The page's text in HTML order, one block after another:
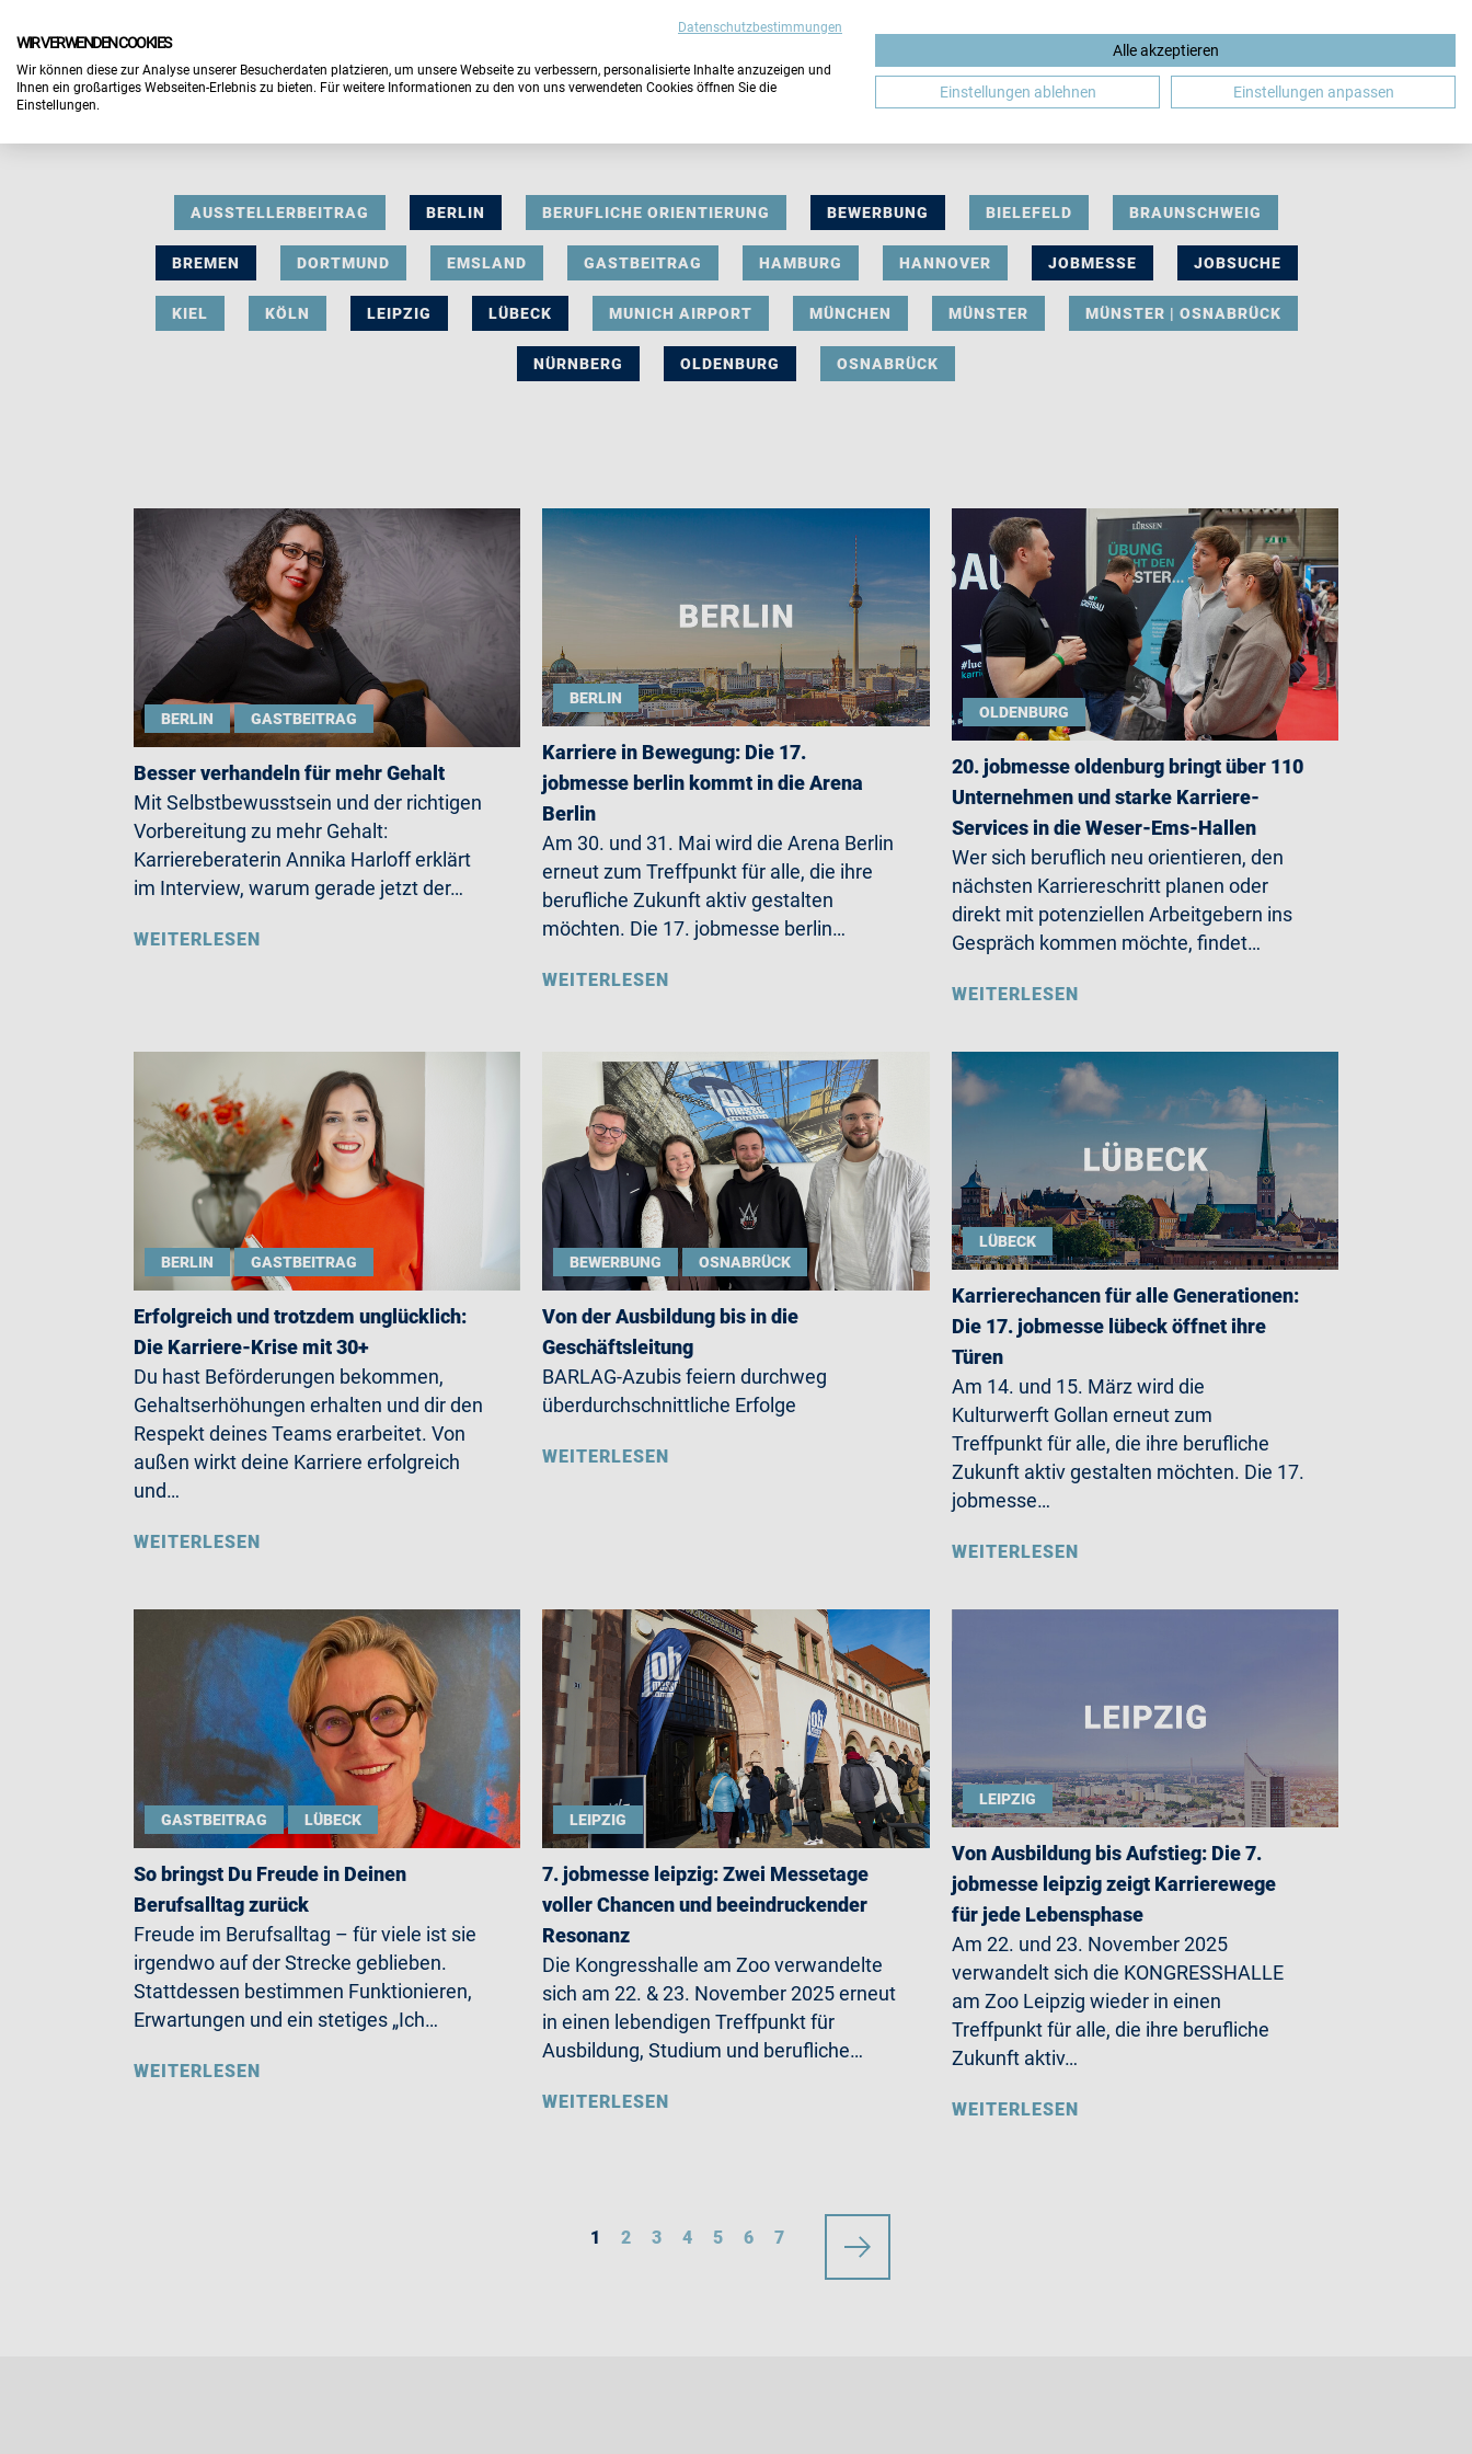
DE
AUSSTELLERBEITRAG BERLIN BERUFLICHE ORIENTIERUNG BEWERBUNG BIELEFELD BRAUNSCHWEIG
BREMEN DORTMUND EMSLAND GASTBEITRAG HAMBURG HANNOVER JOBMESSE JOBSUCHE
KIEL KÖLN LEIPZIG LÜBECK MUNICH AIRPORT MÜNCHEN MÜNSTER MÜNSTER | OSNABRÜCK
NÜRNBERG OLDENBURG OSNABRÜCK
BERLIN GASTBEITRAG
Besser verhandeln für mehr Gehalt
Mit Selbstbewusstsein und der richtigen
Vorbereitung zu mehr Gehalt:
Karriereberaterin Annika Harloff erklärt
im Interview, warum gerade jetzt der…
WEITERLESEN
BERLIN
Karriere in Bewegung: Die 17.
jobmesse berlin kommt in die Arena
Berlin
Am 30. und 31. Mai wird die Arena Berlin
erneut zum Treffpunkt für alle, die ihre
berufliche Zukunft aktiv gestalten
möchten. Die 17. jobmesse berlin…
WEITERLESEN
OLDENBURG
20. jobmesse oldenburg bringt über 110
Unternehmen und starke Karriere-
Services in die Weser-Ems-Hallen
Wer sich beruflich neu orientieren, den
nächsten Karriereschritt planen oder
direkt mit potenziellen Arbeitgebern ins
Gespräch kommen möchte, findet…
WEITERLESEN
BERLIN GASTBEITRAG
Erfolgreich und trotzdem unglücklich:
Die Karriere-Krise mit 30+
Du hast Beförderungen bekommen,
Gehaltserhöhungen erhalten und dir den
Respekt deines Teams erarbeitet. Von
außen wirkt deine Karriere erfolgreich
und…
WEITERLESEN
BEWERBUNG OSNABRÜCK
Von der Ausbildung bis in die
Geschäftsleitung
BARLAG-Azubis feiern durchweg
überdurchschnittliche Erfolge
WEITERLESEN
LÜBECK
Karrierechancen für alle Generationen:
Die 17. jobmesse lübeck öffnet ihre
Türen
Am 14. und 15. März wird die
Kulturwerft Gollan erneut zum
Treffpunkt für alle, die ihre berufliche
Zukunft aktiv gestalten möchten. Die 17.
jobmesse…
WEITERLESEN
GASTBEITRAG LÜBECK
So bringst Du Freude in Deinen
Berufsalltag zurück
Freude im Berufsalltag – für viele ist sie
irgendwo auf der Strecke geblieben.
Stattdessen bestimmen Funktionieren,
Erwartungen und ein stetiges „Ich…
WEITERLESEN
LEIPZIG
7. jobmesse leipzig: Zwei Messetage
voller Chancen und beeindruckender
Resonanz
Die Kongresshalle am Zoo verwandelte
sich am 22. & 23. November 2025 erneut
in einen lebendigen Treffpunkt für
Ausbildung, Studium und berufliche…
WEITERLESEN
LEIPZIG
Von Ausbildung bis Aufstieg: Die 7.
jobmesse leipzig zeigt Karrierewege
für jede Lebensphase
Am 22. und 23. November 2025
verwandelt sich die KONGRESSHALLE
am Zoo Leipzig wieder in einen
Treffpunkt für alle, die ihre berufliche
Zukunft aktiv…
WEITERLESEN
1 2 3 4 5 6 7
Datenschutzbestimmungen
WIR VERWENDEN COOKIES
Wir können diese zur Analyse unserer Besucherdaten platzieren, um unsere Webseite zu verbessern, personalisierte Inhalte anzuzeigen und
Ihnen ein großartiges Webseiten-Erlebnis zu bieten. Für weitere Informationen zu den von uns verwendeten Cookies öffnen Sie die
Einstellungen.
Alle akzeptieren
Einstellungen ablehnen Einstellungen anpassen